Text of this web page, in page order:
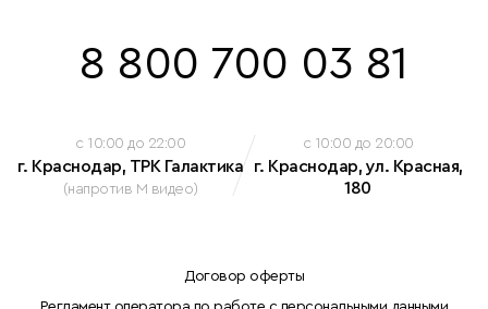
8 800 700 03 81
c 10:00 до 22:00
г. Краснодар, ТРК Галактика
(напротив М видео)
c 10:00 до 20:00
г. Краснодар, ул. Красная,
180
Договор оферты